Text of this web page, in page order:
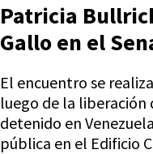
Patricia
Gallo en el
El encuentro se
luego de la liberación
detenido en
pública en el Edificio